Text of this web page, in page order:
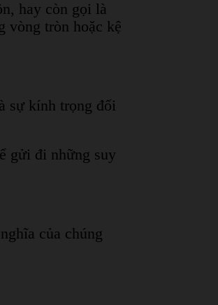
hay còn gọi là
vòng tròn hoặc kệ
sự kính trọng đối
gửi đi những suy
của chúng